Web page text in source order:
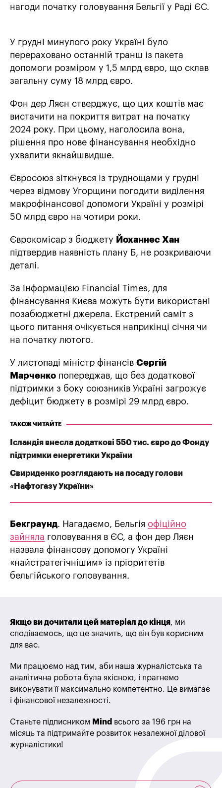
нагоди початку головування Бельгії у Раді ЄС.
У грудні минулого року Україні було
перераховано останній транш із пакета
допомоги розміром у 1,5 млрд євро, що склав
загальну суму 18 млрд євро.
Фон дер Ляєн стверджує, що цих коштів має
вистачити на покриття витрат на початку
2024 року. При цьому, наголосила вона,
рішення про нове фінансування необхідно
ухвалити якнайшвидше.
Євросоюз зіткнувся із труднощами у грудні
через відмову Угорщини погодити виділення
макрофінансової допомоги Україні у розмірі
50 млрд євро на чотири роки.
Єврокомісар з бюджету
Йоханнес Хан
підтвердив наявність плану Б, не розкриваючи
деталі.
За інформацією Financial Times, для
фінансування Києва можуть бути використані
позабюджетні джерела. Екстрений саміт з
цього питання очікується наприкінці січня чи
на початку лютого.
У листопаді міністр фінансів Сергій
Марченко попереджав, що без додаткової
підтримки з боку союзників Україні загрожує
дефіцит бюджету в розмірі 29 млрд євро.
ТАКОЖ ЧИТАЙТЕ
Ісландія внесла додаткові 550 тис. євро до Фонду
підтримки енергетики України
Свириденко розглядають на посаду голови
«Нафтогазу України»
Бекграунд. Нагадаємо, Бельгія офіційно
зайняла головування в ЄС, а фон дер Ляєн
назвала фінансову допомогу Україні
«найстратегічнішим» із пріоритетів
бельгійського головування.
Якщо ви дочитали цей матеріал до кінця, ми
сподіваємось, що це значить, що він був корисним
для вас.
Ми працюємо над тим, аби наша журналістська та
аналітична робота була якісною, і прагнемо
виконувати її максимально компетентно. Це вимагає
і фінансової незалежності.
Станьте підписником Mind всього за 196 грн на
місяць та підтримайте розвиток незалежної ділової
журналістики!